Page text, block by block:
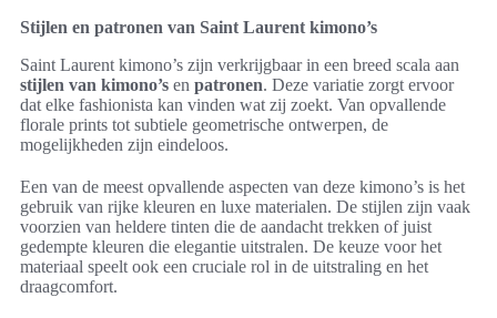
Stijlen en patronen van Saint Laurent kimono’s
Saint Laurent kimono’s zijn verkrijgbaar in een breed scala aan
stijlen van kimono’s en patronen. Deze variatie zorgt ervoor
dat elke fashionista kan vinden wat zij zoekt. Van opvallende
florale prints tot subtiele geometrische ontwerpen, de
mogelijkheden zijn eindeloos.
Een van de meest opvallende aspecten van deze kimono’s is het
gebruik van rijke kleuren en luxe materialen. De stijlen zijn vaak
voorzien van heldere tinten die de aandacht trekken of juist
gedempte kleuren die elegantie uitstralen. De keuze voor het
materiaal speelt ook een cruciale rol in de uitstraling en het
draagcomfort.